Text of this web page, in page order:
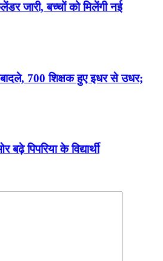
जारी, बच्चों को मिलेंगी नई
700 शिक्षक हुए इधर से उधर;
पिपरिया के विद्यार्थी